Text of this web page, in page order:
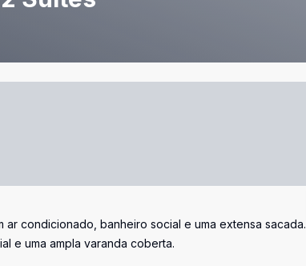
condicionado, banheiro social e uma extensa sacada.
e uma ampla varanda coberta.